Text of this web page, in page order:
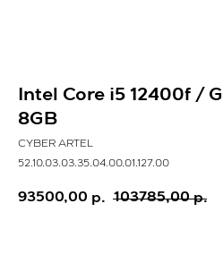
Intel Core i5 12400f /
8GB
CYBER ARTEL
52.10.03.03.35.04.00.01.127.00
93500,00 р. 103785,00 р.